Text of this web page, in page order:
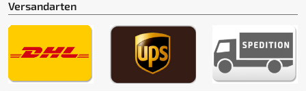
Versandarten